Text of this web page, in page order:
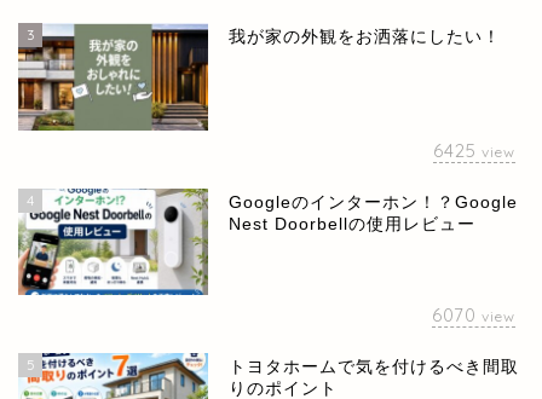
3 我が家の外観をお洒落にしたい！
6425 view
4
Googleのインターホン！？Google
Nest Doorbellの使用レビュー
6070 view
5
トヨタホームで気を付けるべき間取
りのポイント
ホーム
お問い合せ
プライバシーポリシー